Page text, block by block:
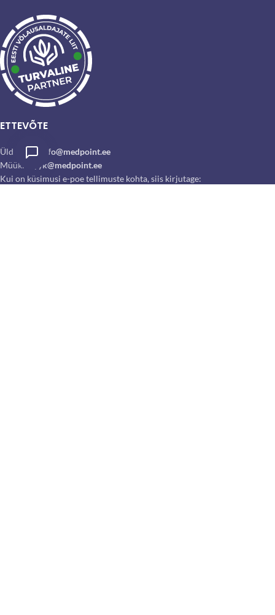
ETTEVÕTE
Üld email:
info@medpoint.ee
Müük:
myyk@medpoint.ee
Kui on küsimusi e-poe tellimuste kohta, siis kirjutage: